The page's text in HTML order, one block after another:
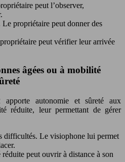
peut l’observer,
propriétaire peut donner des
peut vérifier leur arrivée
âgées ou à mobilité
autonomie et sûreté aux
réduite, leur permettant de gérer
difficultés. Le visiophone lui permet
peut ouvrir à distance à son